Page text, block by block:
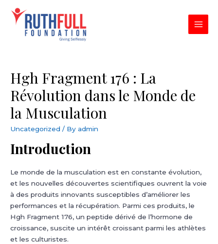
content
Hgh Fragment 176 : La
Révolution dans le Monde de
la Musculation
Uncategorized / Byadmin
Introduction
Le monde de la musculation est en constante évolution,
et les nouvelles découvertes scientifiques ouvrent la voie
à des produits innovants susceptibles d’améliorer les
performances et la récupération. Parmi ces produits, le
Hgh Fragment 176, un peptide dérivé de l’hormone de
croissance, suscite un intérêt croissant parmi les athlètes
et les culturistes.